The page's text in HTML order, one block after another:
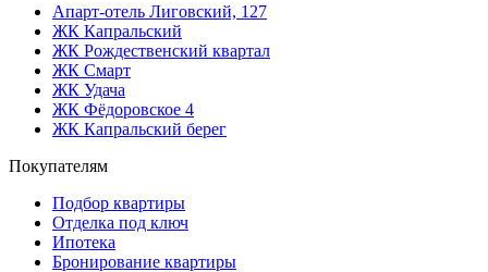
Апарт-отель Лиговский, 127
ЖК Капральский
ЖК Рождественский квартал
ЖК Смарт
ЖК Удача
ЖК Фёдоровское 4
ЖК Капральский берег
Покупателям
Подбор квартиры
Отделка под ключ
Ипотека
Бронирование квартиры